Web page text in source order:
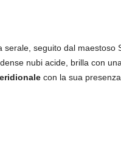
seguito dal maestoso
nubi acide, brilla con
con la sua